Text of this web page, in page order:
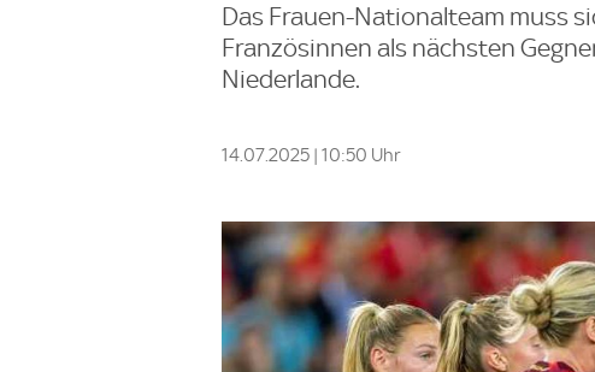
Das Frauen-Nationalteam muss
Französinnen als nächsten
Niederlande.
14.07.2025 | 10:50 Uhr